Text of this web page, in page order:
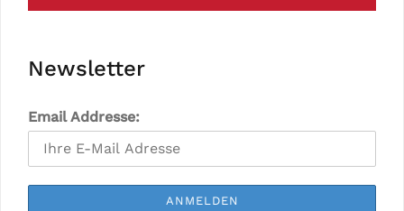
Newsletter
Email Addresse: